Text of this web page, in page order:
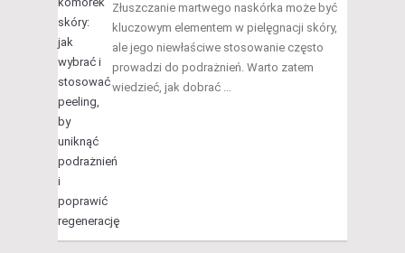
Złuszczanie martwego naskórka może być
kluczowym elementem w pielęgnacji skóry,
ale jego niewłaściwe stosowanie często
prowadzi do podrażnień. Warto zatem
wiedzieć, jak dobrać …